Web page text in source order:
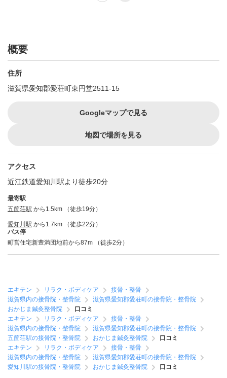
概要
住所
滋賀県愛知郡愛荘町東円堂2511-15
Googleマップで見る
地図で場所を見る
アクセス
近江鉄道愛知川駅より徒歩20分
最寄駅
五箇荘駅 から1.5km （徒歩19分）
愛知川駅 から1.7km （徒歩22分）
バス停
町営住宅新豊満団地前から87m （徒歩2分）
エキテン リラク・ボディケア
接骨・整骨
滋賀県内の接骨院・整骨院
滋賀県愛知郡愛荘町の接骨院・整骨院
おかじま鍼灸整骨院
口コミ
エキテン
リラク・ボディケア
接骨・整骨
滋賀県内の接骨院・整骨院
滋賀県愛知郡愛荘町の接骨院・整骨院
五箇荘駅の接骨院・整骨院
おかじま鍼灸整骨院
口コミ
エキテン
リラク・ボディケア
接骨・整骨
滋賀県内の接骨院・整骨院
滋賀県愛知郡愛荘町の接骨院・整骨院
愛知川駅の接骨院・整骨院
おかじま鍼灸整骨院 口コミ